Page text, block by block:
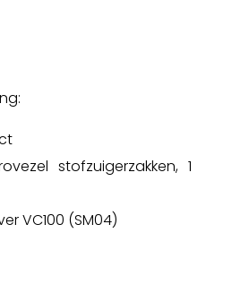
stofzuigerzakken, 1
VC100 (SM04)